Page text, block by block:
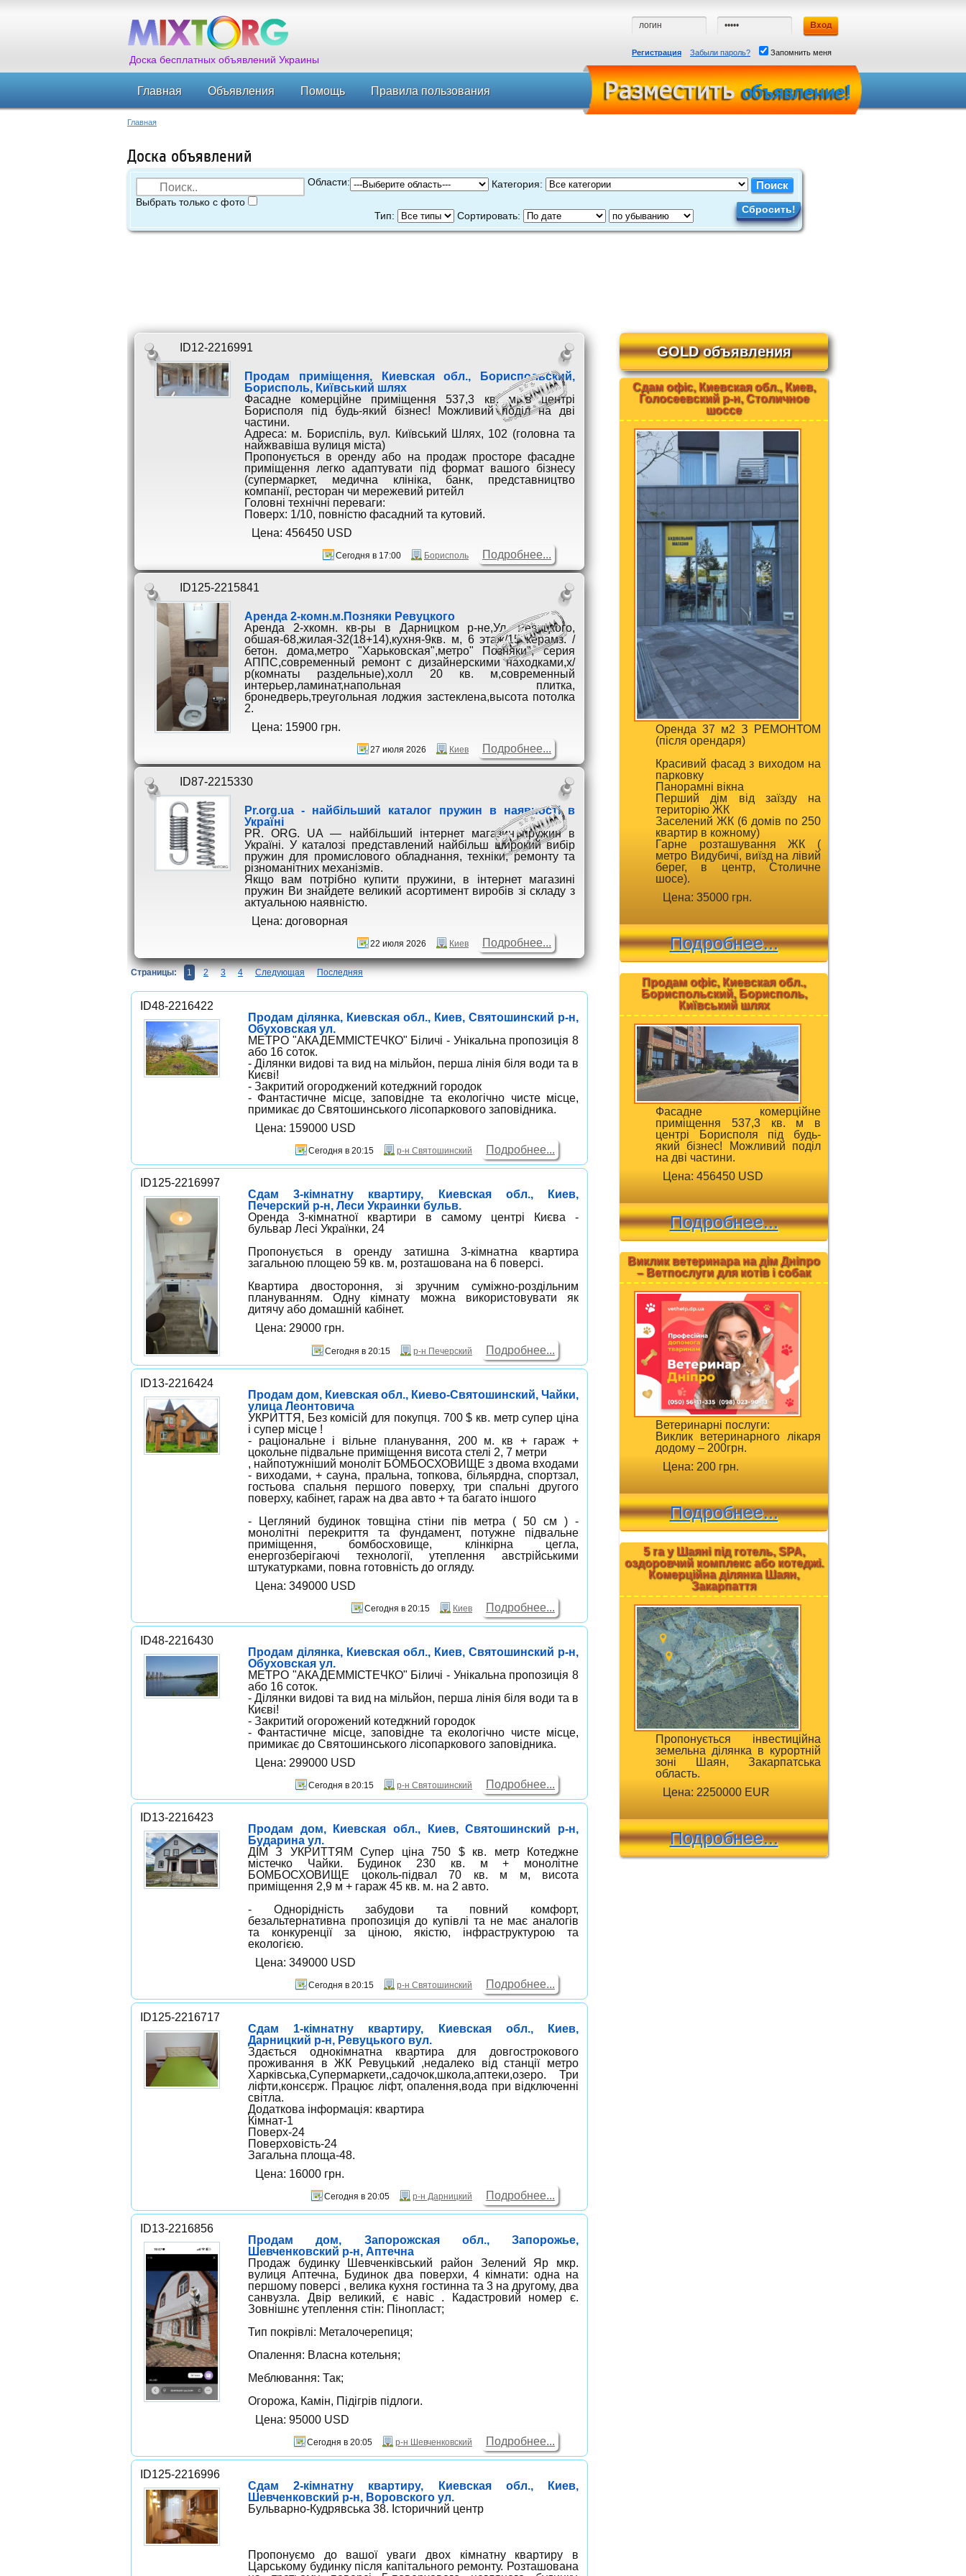
Доска бесплатных объявлений Украины
Регистрация Забыли пароль? Запомнить меня
Главная Объявления Помощь Правила пользования
Главная
Доска объявлений
Выбрать только с фото
Области: Категория:
Сбросить!
Тип: Сортировать:
ID12-2216991
Продам приміщення, Киевская обл., Бориспольский,
Борисполь, Київський шлях
Фасадне комерційне приміщення 537,3 кв. м в центрі
Борисполя під будь-який бізнес! Можливий поділ на дві
частини.
Адреса: м. Бориспіль, вул. Київський Шлях, 102 (головна та
найжвавіша вулиця міста)
Пропонується в оренду або на продаж просторе фасадне
приміщення легко адаптувати під формат вашого бізнесу
(супермаркет, медична клініка, банк, представництво
компанії, ресторан чи мережевий ритейл
Головні технічні переваги:
Поверх: 1/10, повністю фасадний та кутовий.
Цена: 456450 USD
Сегодня в 17:00 Борисполь Подробнее...
ID125-2215841
Аренда 2-комн.м.Позняки Ревуцкого
Аренда 2-хкомн. кв-ры в Дарницком р-не,Ул. Ревуцкого,
обшая-68,жилая-32(18+14),кухня-9кв. м, 6 этаж/15 керамз. /
бетон. дома,метро "Харьковская",метро" Позняки", серия
АППС,современный ремонт с дизайнерскими находками,х/
р(комнаты раздельные),холл 20 кв. м,современный
интерьер,ламинат,напольная плитка,
бронедверь,треугольная лоджия застеклена,высота потолка
2.
Цена: 15900 грн.
27 июля 2026 Киев Подробнее...
ID87-2215330
Pr.org.ua - найбільший каталог пружин в наявності в
Україні
PR. ORG. UA — найбільший інтернет магазин пружин в
Україні. У каталозі представлений найбільш широкий вибір
пружин для промислового обладнання, техніки, ремонту та
різноманітних механізмів.
Якщо вам потрібно купити пружини, в інтернет магазині
пружин Ви знайдете великий асортимент виробів зі складу з
актуальною наявністю.
Цена: договорная
22 июля 2026 Киев Подробнее...
Страницы: 1 2 3 4 Следующая Последняя
ID48-2216422
Продам ділянка, Киевская обл., Киев, Святошинский р-н,
Обуховская ул.
МЕТРО "АКАДЕММІСТЕЧКО" Біличі - Унікальна пропозиція 8
або 16 соток.
- Ділянки видові та вид на мільйон, перша лінія біля води та в
Києві!
- Закритий огороджений котеджний городок
- Фантастичне місце, заповідне та екологічно чисте місце,
примикає до Святошинського лісопаркового заповідника.
Цена: 159000 USD
Сегодня в 20:15 р-н Святошинский Подробнее...
ID125-2216997
Сдам 3-кімнатну квартиру, Киевская обл., Киев,
Печерский р-н, Леси Украинки бульв.
Оренда 3-кімнатної квартири в самому центрі Києва -
бульвар Лесі Українки, 24
Пропонується в оренду затишна 3-кімнатна квартира
загальною площею 59 кв. м, розташована на 6 поверсі.
Квартира двостороння, зі зручним суміжно-роздільним
плануванням. Одну кімнату можна використовувати як
дитячу або домашній кабінет.
Цена: 29000 грн.
Сегодня в 20:15 р-н Печерский Подробнее...
ID13-2216424
Продам дом, Киевская обл., Киево-Святошинский, Чайки,
улица Леонтовича
УКРИТТЯ, Без комісій для покупця. 700 $ кв. метр супер ціна
і супер місце !
- раціональне і вільне планування, 200 м. кв + гараж +
цокольне підвальне приміщення висота стелі 2, 7 метри
, найпотужніший моноліт БОМБОСХОВИЩЕ з двома входами
- виходами, + сауна, пральна, топкова, більярдна, спортзал,
гостьова спальня першого поверху, три спальні другого
поверху, кабінет, гараж на два авто + та багато іншого
- Цегляний будинок товщіна стіни пів метра ( 50 см ) -
монолітні перекриття та фундамент, потужне підвальне
приміщення, бомбосховище, клінкірна цегла,
енергозберігаючі технології, утеплення австрійськими
штукатурками, повна готовність до огляду.
Цена: 349000 USD
Сегодня в 20:15 Киев Подробнее...
ID48-2216430
Продам ділянка, Киевская обл., Киев, Святошинский р-н,
Обуховская ул.
МЕТРО "АКАДЕММІСТЕЧКО" Біличі - Унікальна пропозиція 8
або 16 соток.
- Ділянки видові та вид на мільйон, перша лінія біля води та в
Києві!
- Закритий огорожений котеджний городок
- Фантастичне місце, заповідне та екологічно чисте місце,
примикає до Святошинського лісопаркового заповідника.
Цена: 299000 USD
Сегодня в 20:15 р-н Святошинский Подробнее...
ID13-2216423
Продам дом, Киевская обл., Киев, Святошинский р-н,
Бударина ул.
ДІМ З УКРИТТЯМ Супер ціна 750 $ кв. метр Котеджне
містечко Чайки. Будинок 230 кв. м + монолітне
БОМБОСХОВИЩЕ цоколь-підвал 70 кв. м м, висота
приміщення 2,9 м + гараж 45 кв. м. на 2 авто.
- Однорідність забудови та повний комфорт,
безальтернативна пропозиція до купівлі та не має аналогів
та конкуренції за ціною, якістю, інфраструктурою та
екологією.
Цена: 349000 USD
Сегодня в 20:15 р-н Святошинский Подробнее...
ID125-2216717
Сдам 1-кімнатну квартиру, Киевская обл., Киев,
Дарницкий р-н, Ревуцького вул.
Здається однокімнатна квартира для довгострокового
проживання в ЖК Ревуцький ,недалеко від станції метро
Харківська,Супермаркети,,садочок,школа,аптеки,озеро. Три
ліфти,консєрж. Працює ліфт, опалення,вода при відключенні
світла.
Додаткова інформація: квартира
Кімнат-1
Поверх-24
Поверховість-24
Загальна площа-48.
Цена: 16000 грн.
Сегодня в 20:05 р-н Дарницкий Подробнее...
ID13-2216856
Продам дом, Запорожская обл., Запорожье,
Шевченковский р-н, Аптечна
Продаж будинку Шевченківський район Зелений Яр мкр.
вулиця Аптечна, Будинок два поверхи, 4 кімнати: одна на
першому поверсі , велика кухня гостинна та 3 на другому, два
санвузла. Двір великий, є навіс . Кадастровий номер є.
Зовнішнє утеплення стін: Пінопласт;
Тип покрівлі: Металочерепиця;
Опалення: Власна котельня;
Меблювання: Так;
Огорожа, Камін, Підігрів підлоги.
Цена: 95000 USD
Сегодня в 20:05 р-н Шевченковский Подробнее...
ID125-2216996
Сдам 2-кімнатну квартиру, Киевская обл., Киев,
Шевченковский р-н, Воровского ул.
Бульварно-Кудрявська 38. Історичний центр
Пропонуємо до вашої уваги двох кімнатну квартиру в
Царському будинку після капітального ремонту. Розташована
GOLD объявления
Сдам офіс, Киевская обл., Киев,
Голосеевский р-н, Столичное
шоссе
Оренда 37 м2 З РЕМОНТОМ
(після орендаря)
Красивий фасад з виходом на
парковку
Панорамні вікна
Перший дім від заїзду на
територію ЖК
Заселений ЖК (6 домів по 250
квартир в кожному)
Гарне розташування ЖК (
метро Видубичі, виїзд на лівий
берег, в центр, Столичне
шосе).
Цена: 35000 грн.
Подробнее...
Продам офіс, Киевская обл.,
Бориспольский, Борисполь,
Київський шлях
Фасадне комерційне
приміщення 537,3 кв. м в
центрі Борисполя під будь-
який бізнес! Можливий поділ
на дві частини.
Цена: 456450 USD
Подробнее...
Виклик ветеринара на дім Дніпро
– Ветпослуги для котів і собак
Ветеринарні послуги:
Виклик ветеринарного лікаря
додому – 200грн.
Цена: 200 грн.
Подробнее...
5 га у Шаяні під готель, SPA,
оздоровчий комплекс або котеджі.
Комерційна ділянка Шаян,
Закарпаття
Пропонується інвестиційна
земельна ділянка в курортній
зоні Шаян, Закарпатська
область.
Цена: 2250000 EUR
Подробнее...